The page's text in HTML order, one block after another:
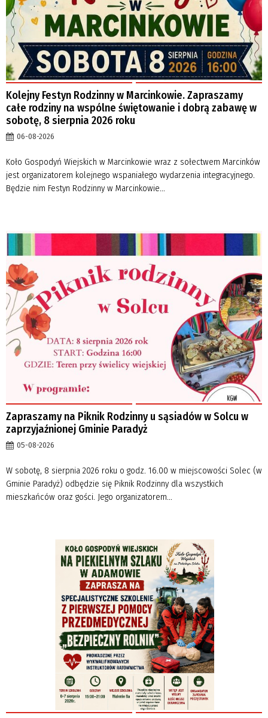
Kolejny Festyn Rodzinny w Marcinkowie. Zapraszamy
całe rodziny na wspólne świętowanie i dobrą zabawę w
sobotę, 8 sierpnia 2026 roku
06-08-2026
Koło Gospodyń Wiejskich w Marcinkowie wraz z sołectwem Marcinków
jest organizatorem kolejnego wspaniałego wydarzenia integracyjnego.
Będzie nim Festyn Rodzinny w Marcinkowie...
Zapraszamy na Piknik Rodzinny u sąsiadów w Solcu w
zaprzyjaźnionej Gminie Paradyż
05-08-2026
W sobotę, 8 sierpnia 2026 roku o godz. 16.00 w miejscowości Solec (w
Gminie Paradyż) odbędzie się Piknik Rodzinny dla wszystkich
mieszkańców oraz gości. Jego organizatorem...